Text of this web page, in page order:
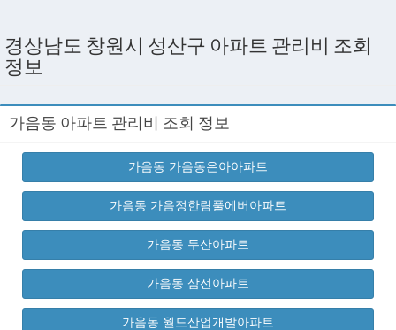
경상남도 창원시 성산구 아파트 관리비 조회
정보
가음동 아파트 관리비 조회 정보
가음동 가음동은아아파트
가음동 가음정한림풀에버아파트
가음동 두산아파트
가음동 삼선아파트
가음동 월드산업개발아파트